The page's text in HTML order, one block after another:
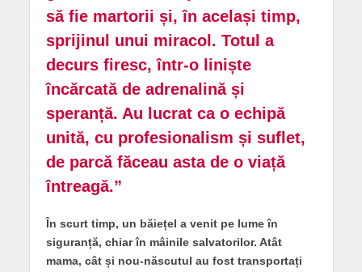
să fie martorii și, în același timp,
sprijinul unui miracol. Totul a
decurs firesc, într-o liniște
încărcată de adrenalină și
speranță. Au lucrat ca o echipă
unită, cu profesionalism și suflet,
de parcă făceau asta de o viață
întreagă.”
În scurt timp, un băiețel a venit pe lume în
siguranță, chiar în mâinile salvatorilor. Atât
mama, cât și nou-născutul au fost transportați